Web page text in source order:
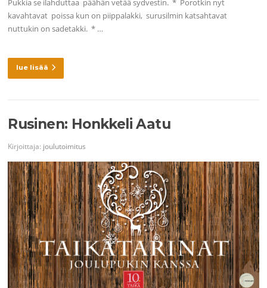
Pukkia se ilahduttaa päähän vetää sydvestin. * Porotkin nyt
kavahtavat poissa kun on piippalakki, surusilmin katsahtavat
nuttukin on sadetakki. * …
lue lisää
Rusinen: Honkkeli Aatu
Kirjoittaja: joulutoimitus